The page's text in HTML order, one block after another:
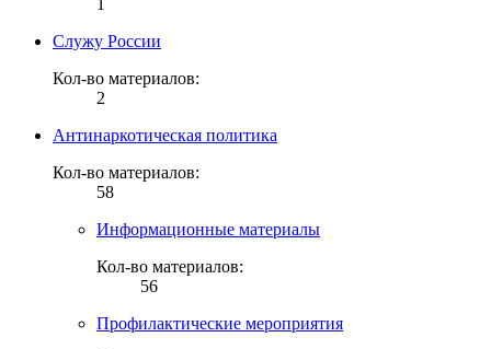
Служу России
Кол-во материалов:
2
Антинаркотическая политика
Кол-во материалов:
58
Информационные материалы
Кол-во материалов:
56
Профилактические мероприятия